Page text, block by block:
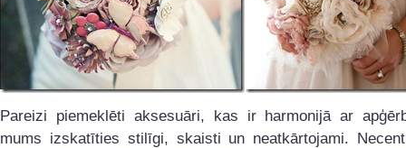
Pareizi piemeklēti aksesuāri, kas ir harmonijā ar
mums izskatīties stilīgi, skaisti un neatkārtojami.